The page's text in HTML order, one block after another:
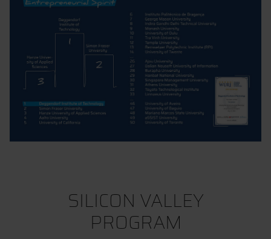
SILICON VALLEY
PROGRAM